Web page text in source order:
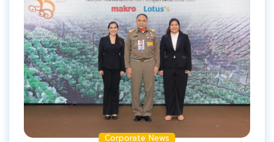
Corporate News